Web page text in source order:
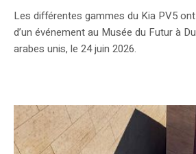
Les différentes gammes du Kia PV5
d’un événement au Musée du Futur à
arabes unis, le 24 juin 2026.